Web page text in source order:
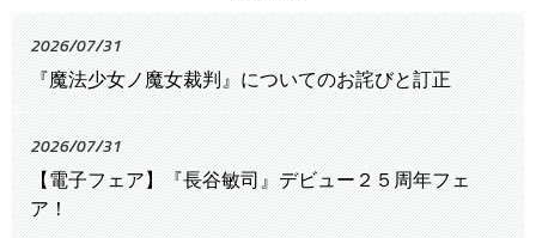
2026/07/31
『魔法少女ノ魔女裁判』についてのお詫びと訂正
2026/07/31
【電子フェア】『長谷敏司』デビュー２５周年フェ
ア！